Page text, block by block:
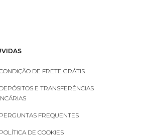
DE FRETE GRÁTIS
DEPÓSITOS E TRANSFERÊNCIAS
PERGUNTAS FREQUENTES
POLÍTICA DE COOKIES